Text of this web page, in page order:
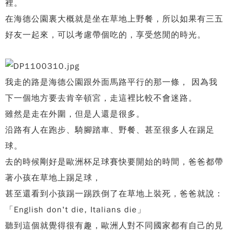
裡。
在海德公園裏大概就是坐在草地上野餐，所以如果有三五
好友一起來，可以考慮帶個吃的，享受悠閒的時光。
我走的路是海德公園跟外面馬路平行的那一條， 因為我
下一個地方要去肯辛頓宮，走這裡比較不會迷路。
雖然是走在外圍，但是人還是很多。
沿路有人在跑步、騎腳踏車、野餐、甚至很多人在踢足
球。
去的時候剛好是歐洲杯足球賽快要開始的時間，爸爸都帶
著小孩在草地上踢足球，
甚至還看到小孩踢一踢跌倒了在草地上裝死，爸爸就說：
「English don't die, Italians die」
聽到這個就覺得很有趣，歐洲人對不同國家都有自己的見